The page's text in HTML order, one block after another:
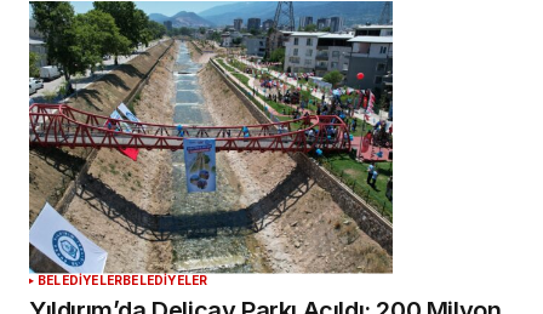
BELEDİYELERBELEDİYELER